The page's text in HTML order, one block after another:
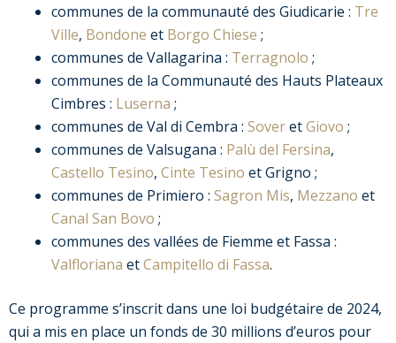
communes de la communauté des Giudicarie : Tre
Ville, Bondone et Borgo Chiese ;
communes de Vallagarina : Terragnolo ;
communes de la Communauté des Hauts Plateaux
Cimbres : Luserna ;
communes de Val di Cembra : SoveretGiovo ;
communes de Valsugana : Palù del Fersina,
Castello Tesino, Cinte Tesino et Grigno ;
communes de Primiero : Sagron Mis, Mezzano et
Canal San Bovo ;
communes des vallées de Fiemme et Fassa :
Valfloriana etCampitello di Fassa.
Ce programme s’inscrit dans une loi budgétaire de 2024,
qui a mis en place un fonds de 30 millions d’euros pour